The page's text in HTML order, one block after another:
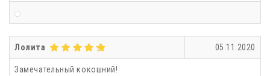
Лолита 05.11.2020
Замечательный кокошний!